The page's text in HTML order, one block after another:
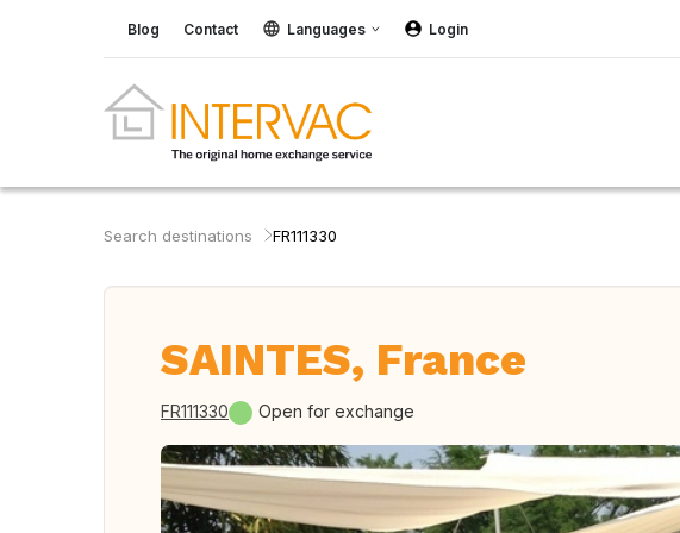
Blog Contact Languages Login
Search destinations FR111330
SAINTES, France
FR111330 Open for exchange